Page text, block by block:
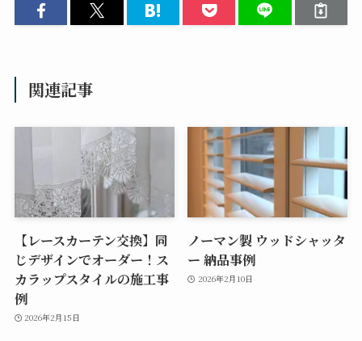
関連記事
【レースカーテン交換】同
じデザインでオーダー！ス
カラップスタイルの施工事
例
2026年2月15日
ノーマン製 ウッドシャッタ
ー 納品事例
2026年2月10日